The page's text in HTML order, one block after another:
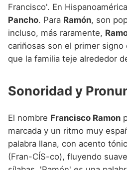
Francisco'. En
Pancho. Para Ramón, son
incluso, más raramente,
cariñosas son el primer signo
que la familia teje alrededor
Sonoridad y
El nombre Francisco Ramon
marcada y un ritmo muy
palabra llana, con acento
(Fran-CÍS-co), fluyendo